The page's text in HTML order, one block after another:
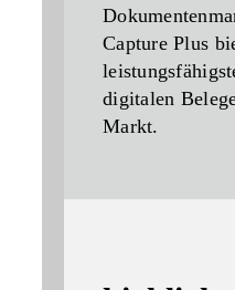
Capture Plus
digitalen
Markt.